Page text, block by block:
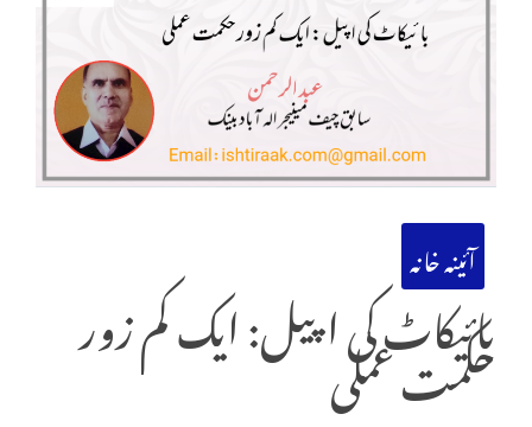
آئینہ خانہ
بائیکاٹ کی اپیل: ایک کم زور
حکمت عملی